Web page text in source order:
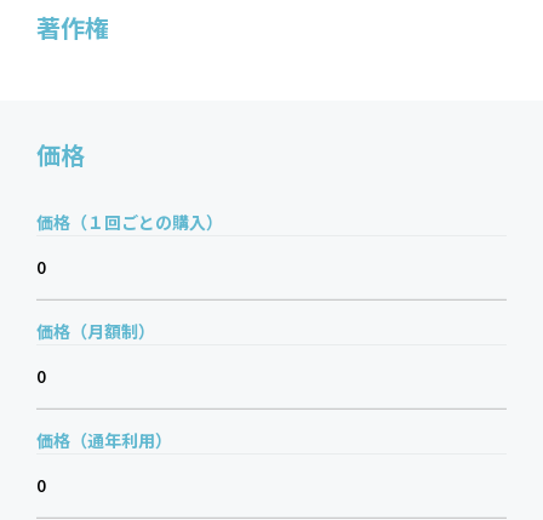
著作権
価格
価格（１回ごとの購入）
0
価格（月額制）
0
価格（通年利用）
0